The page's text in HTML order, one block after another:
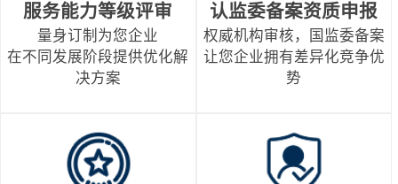
服务能力等级评审
量身订制为您企业
在不同发展阶段提供优化解
决方案
认监委备案资质申报
权威机构审核，国监委备案
让您企业拥有差异化竞争优
势